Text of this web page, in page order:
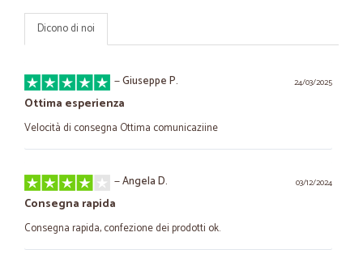
Dicono di noi
24/03/2025
—Giuseppe P.
Ottima esperienza
Velocità di consegna Ottima comunicaziine
03/12/2024
—Angela D.
Consegna rapida
Consegna rapida, confezione dei prodotti ok.